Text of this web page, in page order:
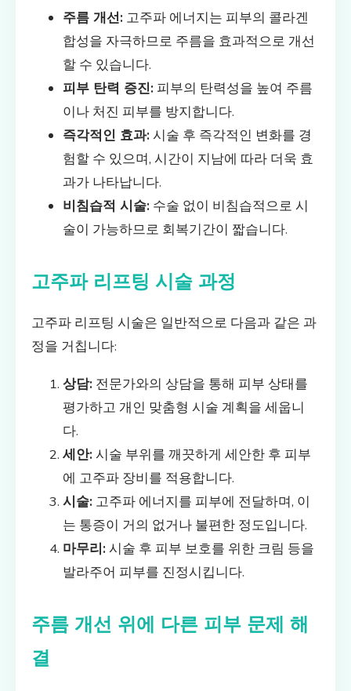
주름 개선: 고주파 에너지는 피부의 콜라겐
합성을 자극하므로 주름을 효과적으로 개선
할 수 있습니다.
피부 탄력 증진: 피부의 탄력성을 높여 주름
이나 처진 피부를 방지합니다.
즉각적인 효과: 시술 후 즉각적인 변화를 경
험할 수 있으며, 시간이 지남에 따라 더욱 효
과가 나타납니다.
비침습적 시술: 수술 없이 비침습적으로 시
술이 가능하므로 회복기간이 짧습니다.
고주파 리프팅 시술 과정
고주파 리프팅 시술은 일반적으로 다음과 같은 과
정을 거칩니다:
상담: 전문가와의 상담을 통해 피부 상태를
평가하고 개인 맞춤형 시술 계획을 세웁니
다.
세안: 시술 부위를 깨끗하게 세안한 후 피부
에 고주파 장비를 적용합니다.
시술: 고주파 에너지를 피부에 전달하며, 이
는 통증이 거의 없거나 불편한 정도입니다.
마무리: 시술 후 피부 보호를 위한 크림 등을
발라주어 피부를 진정시킵니다.
주름 개선 위에 다른 피부 문제 해
결